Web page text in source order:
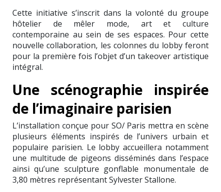
Cette initiative s’inscrit dans la volonté du groupe
hôtelier de mêler mode, art et culture
contemporaine au sein de ses espaces. Pour cette
nouvelle collaboration, les colonnes du lobby feront
pour la première fois l’objet d’un takeover artistique
intégral.
Une scénographie inspirée
de l’imaginaire parisien
L’installation conçue pour SO/ Paris mettra en scène
plusieurs éléments inspirés de l’univers urbain et
populaire parisien. Le lobby accueillera notamment
une multitude de pigeons disséminés dans l’espace
ainsi qu’une sculpture gonflable monumentale de
3,80 mètres représentant Sylvester Stallone.